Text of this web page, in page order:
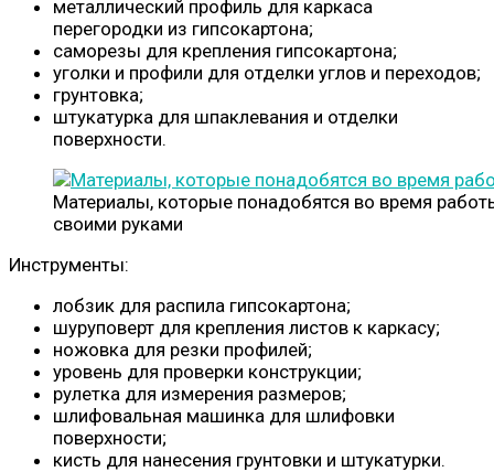
металлический профиль для каркаса
перегородки из гипсокартона;
саморезы для крепления гипсокартона;
уголки и профили для отделки углов и переходов;
грунтовка;
штукатурка для шпаклевания и отделки
поверхности.
Материалы, которые понадобятся во время
своими руками
Инструменты:
лобзик для распила гипсокартона;
шуруповерт для крепления листов к каркасу;
ножовка для резки профилей;
уровень для проверки конструкции;
рулетка для измерения размеров;
шлифовальная машинка для шлифовки
поверхности;
кисть для нанесения грунтовки и штукатурки.